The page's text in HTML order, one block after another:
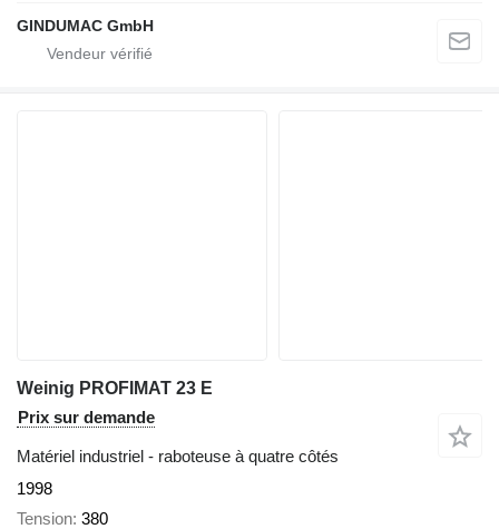
GINDUMAC GmbH
Weinig PROFIMAT 23 E
Prix sur demande
Matériel industriel - raboteuse à quatre côtés
1998
Tension 380